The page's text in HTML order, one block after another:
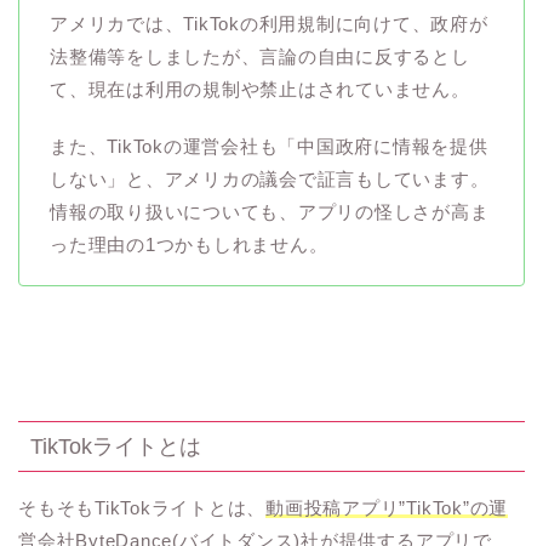
アメリカでは、TikTokの利用規制に向けて、政府が
法整備等をしましたが、言論の自由に反するとし
て、現在は利用の規制や禁止はされていません。
また、TikTokの運営会社も「中国政府に情報を提供
しない」と、アメリカの議会で証言もしています。
情報の取り扱いについても、アプリの怪しさが高ま
った理由の1つかもしれません。
TikTokライトとは
そもそもTikTokライトとは、動画投稿アプリ”TikTok”の運
営会社ByteDance(バイトダンス)社が提供するアプリ で